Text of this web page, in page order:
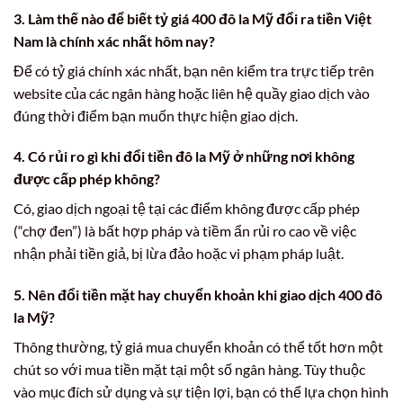
3. Làm thế nào để biết tỷ giá 400 đô la Mỹ đổi ra tiền Việt
Nam là chính xác nhất hôm nay?
Để có tỷ giá chính xác nhất, bạn nên kiểm tra trực tiếp trên
website của các ngân hàng hoặc liên hệ quầy giao dịch vào
đúng thời điểm bạn muốn thực hiện giao dịch.
4. Có rủi ro gì khi đổi tiền đô la Mỹ ở những nơi không
được cấp phép không?
Có, giao dịch ngoại tệ tại các điểm không được cấp phép
(“chợ đen”) là bất hợp pháp và tiềm ẩn rủi ro cao về việc
nhận phải tiền giả, bị lừa đảo hoặc vi phạm pháp luật.
5. Nên đổi tiền mặt hay chuyển khoản khi giao dịch 400 đô
la Mỹ?
Thông thường, tỷ giá mua chuyển khoản có thể tốt hơn một
chút so với mua tiền mặt tại một số ngân hàng. Tùy thuộc
vào mục đích sử dụng và sự tiện lợi, bạn có thể lựa chọn hình